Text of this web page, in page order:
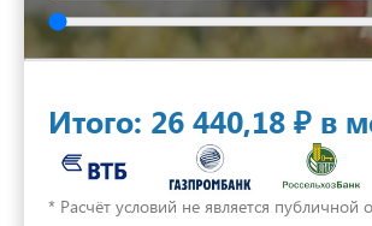
Итого: 26 440,18 ₽ в
* Расчёт условий не является публичной